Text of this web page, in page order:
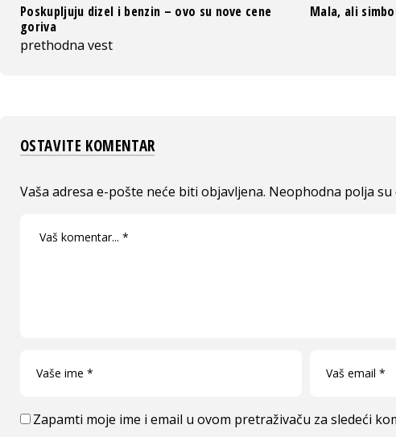
Poskupljuju dizel i benzin – ovo su nove cene
goriva
prethodna vest
Mala, ali
OSTAVITE KOMENTAR
Vaša adresa e-pošte neće biti objavljena. Neophodna polja su
Zapamti moje ime i email u ovom pretraživaču za sledeći